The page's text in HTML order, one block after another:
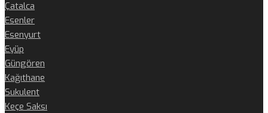
Çatalca
Esenler
Esenyurt
Eyüp
Güngören
Kağıthane
Sukulent
Keçe Saksı